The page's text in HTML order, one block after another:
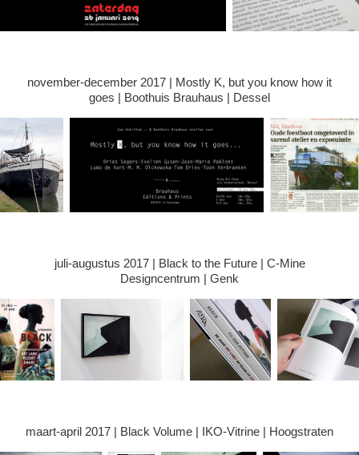
november-december 2017 | Mostly K, but you know how it
goes | Boothuis Brauhaus | Dessel
juli-augustus 2017 | Black to the Future | C-Mine
Designcentrum | Genk
maart-april 2017 | Black Volume | IKO-Vitrine | Hoogstraten